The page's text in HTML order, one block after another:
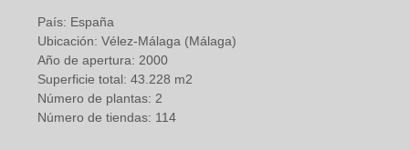
País: España
Ubicación: Vélez-Málaga (Málaga)
Año de apertura: 2000
Superficie total: 43.228 m2
Número de plantas: 2
Número de tiendas: 114